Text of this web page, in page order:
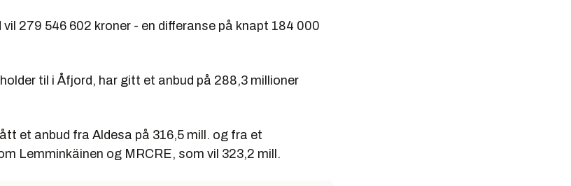
279 546 602 kroner - en differanse på knapt 184 000
til i Åfjord, har gitt et anbud på 288,3 millioner
et anbud fra Aldesa på 316,5 mill. og fra et
Lemminkäinen og MRCRE, som vil 323,2 mill.